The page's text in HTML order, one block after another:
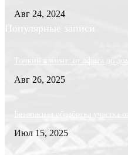
Авг 24, 2024
Популярные записи
Тонкий клиент: от офиса до
Авг 26, 2025
Безопасная обработка участка
Июл 15, 2025